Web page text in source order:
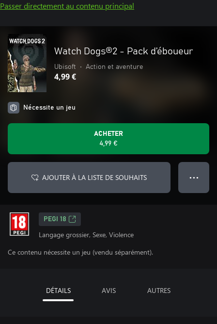
Passer directement au contenu principal
Watch Dogs®2 - Pack d’éboueur
Ubisoft • Action et aventure
4,99 €
Nécessite un jeu
ACHETER
4,99 €
AJOUTER À LA LISTE DE SOUHAITS ● ● ●
PEGI 18
Langage grossier, Sexe, Violence
Ce contenu nécessite un jeu (vendu séparément).
DÉTAILS AVIS AUTRES